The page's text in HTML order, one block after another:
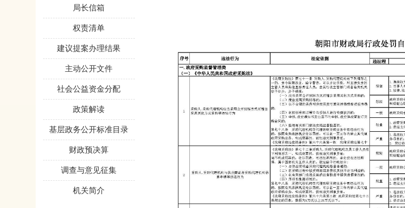
局长信箱
权责清单
建议提案办理结果
主动公开文件
社会公益资金分配
政策解读
基层政务公开标准目录
财政预决算
调查与意见征集
机关简介